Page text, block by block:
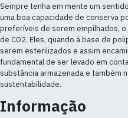
Sempre tenha em mente um
uma boa capacidade de conserva
preferíveis de serem empilhados,
de CO2. Eles, quando à base de
serem esterilizados e assim
fundamental de ser levado em
substância armazenada e
sustentabilidade.
Informação